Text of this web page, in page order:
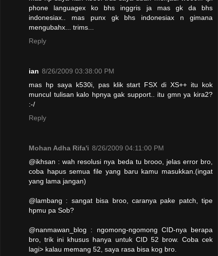
phone languagex ko bhs inggris ja mas gk da bhs
indonesiax.. mas punx gk bhs indonesiax n gimana
mengubahx... trims...
Reply
ian 8/26/2009 03:38:00 PM
mas hp saya k530i, pas klik start FSX di XS++ itu kok
muncul tulisan kalo hpnya gak support.. itu gmn ya kira2?
:-/
Reply
Mohan Adha Rifa'i 8/26/2009 04:11:00 PM
@ikhsan : wah resolusi nya beda tu brooo, jelas error bro,
coba hapus semua file yang baru kamu masukkan.(ingat
yang lama jangan)
@lambang : sangat bisa broo, caranya pake patch, tipe
hpmu pa Sob?
@nanmawan_blog : ngomong-ngomong CID-nya berapa
bro, trik ini khusus hanya untuk CID 52 brow. Coba cek
lagi> kalau memang 52, saya rasa bisa kog bro.